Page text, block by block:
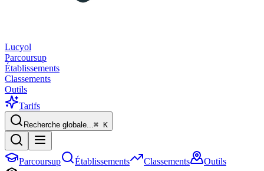
Lucyol
Parcoursup
Établissements
Classements
Outils
Tarifs
Recherche globale...⌘ K
Parcoursup Établissements Classements
Outils